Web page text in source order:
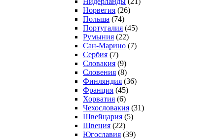
Норвегия (26)
Польша (74)
Португалия (45)
Румыния (22)
Сан-Марино (7)
Сербия (7)
Словакия (9)
Словения (8)
Финляндия (36)
Франция (45)
Хорватия (6)
Чехословакия (31)
Швейцария (5)
Швеция (22)
Югославия (39)